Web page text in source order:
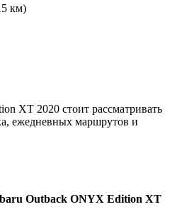
км)
XT 2020 стоит рассматривать
ежедневных маршрутов и
Outback ONYX Edition XT